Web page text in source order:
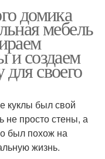
домика
мебель
и создаем
своего
куклы был свой
не просто стены, а
был похож на
жизнь.